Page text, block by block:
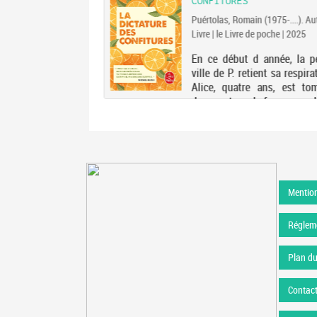
Puértolas, Romain (1975-....).
Livre | le Livre de poche | 2025
En ce début d année, la
ville de P. retient sa
Alice, quatre ans, est
dans un trou de forage en
Plan
Contact